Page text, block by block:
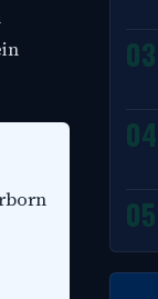
03
04
05